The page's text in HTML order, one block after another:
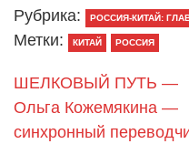
Рубрика: РОССИЯ-КИТАЙ:
Метки: КИТАЙ РОССИЯ
ШЕЛКОВЫЙ ПУТЬ —
Ольга Кожемякина —
синхронный